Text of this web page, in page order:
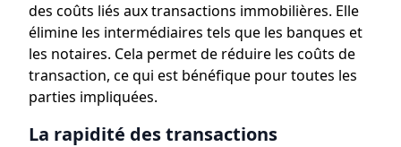
des coûts liés aux transactions immobilières. Elle
élimine les intermédiaires tels que les banques et
les notaires. Cela permet de réduire les coûts de
transaction, ce qui est bénéfique pour toutes les
parties impliquées.
La rapidité des transactions